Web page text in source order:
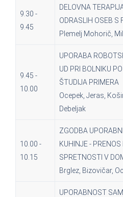
9.30 -
9.45
DELOVNA
ODRASLIH OSEB S
Plemelj Mohorič,
9.45 -
10.00
UPORABA
UD PRI BOLNIKU
ŠTUDIJA PRIMERA
Ocepek, Jeras,
Debeljak
10.00 -
10.15
ZGODBA
KUHINJE -
SPRETNOSTI V
Brglez, Bizovičar,
UPORABNOST